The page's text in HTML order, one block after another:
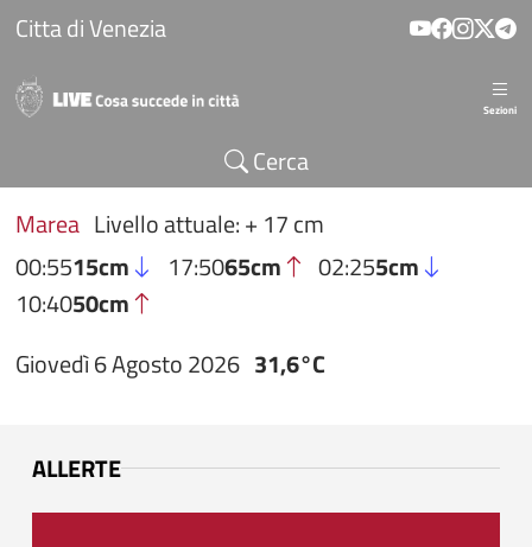
Salta al contenuto principale
Citta di Venezia
Sezioni
Cerca
Marea Livello attuale: + 17 cm
00:5515cm 17:5065cm 02:255cm
10:4050cm
Giovedì 6 Agosto 2026 31,6°C
ALLERTE